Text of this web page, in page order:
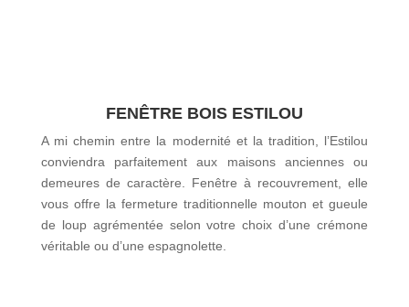
FENÊTRE BOIS ESTILOU
A mi chemin entre la modernité et la tradition, l’Estilou
conviendra parfaitement aux maisons anciennes ou
demeures de caractère. Fenêtre à recouvrement, elle
vous offre la fermeture traditionnelle mouton et gueule
de loup agrémentée selon votre choix d’une crémone
véritable ou d’une espagnolette.